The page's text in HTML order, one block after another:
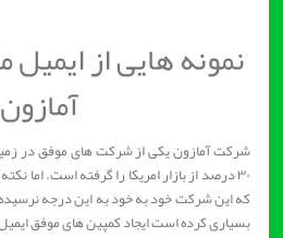
نمونه هایی از ایمیل
آمازون
شرکت آمازون یکی از شرکت های موفق در
۳۰ درصد از بازار امریکا را گرفته است. اما
که این شرکت خود به خود به این درجه نرسیده
بسیاری کرده است ایجاد کمپین های موفق